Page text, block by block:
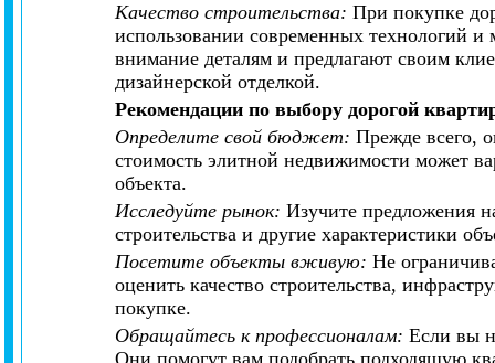
Качество строительства:При покупке
использовании современных технологий
внимание деталям и предлагают своим
дизайнерской отделкой.
Рекомендации по выбору дорогой
Определите свой бюджет: Прежде всего,
стоимость элитной недвижимости может
объекта.
Исследуйте рынок:Изучите предложения
строительства и другие характеристики
Посетите объекты вживую: Не
оценить качество строительства,
покупке.
Обращайтесь к профессионалам: Если вы
Они помогут вам подобрать подходящую